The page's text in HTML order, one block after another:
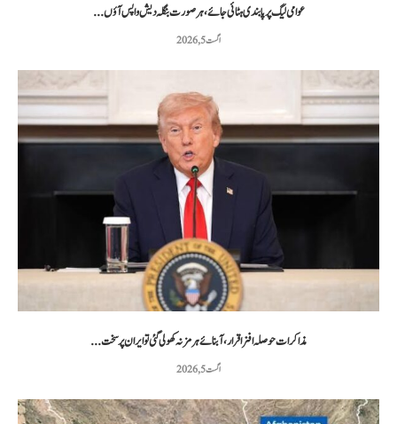
عوامی لیگ پر پابندی ہٹائی جائے، ہر صورت بنگلہ دیش واپس آؤں...
اگست 5, 2026
مذاکرات حوصلہ افزا قرار،آبنائے ہرمز نہ کھولی گئی تو ایران پر سخت...
اگست 5, 2026